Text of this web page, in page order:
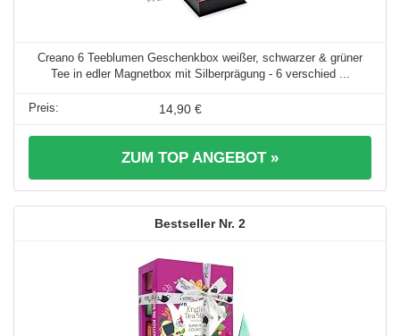
Creano 6 Teeblumen Geschenkbox weißer, schwarzer & grüner
Tee in edler Magnetbox mit Silberprägung - 6 verschied ...
14,90 €
ZUM TOP ANGEBOT »
2